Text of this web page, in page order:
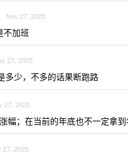
Nov 27, 2025
不加班
27, 2025
多少，不多的话果断跑路
27, 2025
幅；在当前的年底也不一定拿
27, 2025